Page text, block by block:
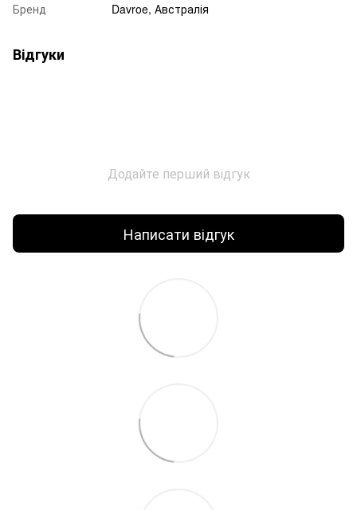
Бренд
Davroe, Австралія
Відгуки
Додайте перший відгук
Написати відгук